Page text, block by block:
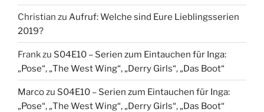
Christian zu Aufruf: Welche sind Eure Lieblingsserien
2019?
Frankzu S04E10 – Serien zum Eintauchen für Inga:
„Pose“, „The West Wing“, „Derry Girls“, „Das Boot“
Marcozu S04E10 – Serien zum Eintauchen für Inga:
„Pose“, „The West Wing“, „Derry Girls“, „Das Boot“